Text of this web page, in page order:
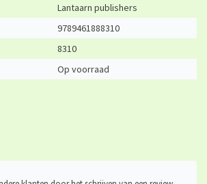
Lantaarn publishers
9789461888310
8310
Op voorraad